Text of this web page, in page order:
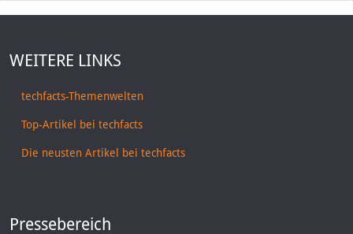
WEITERE LINKS
techfacts-Themenwelten
Top-Artikel bei techfacts
Die neusten Artikel bei techfacts
Pressebereich